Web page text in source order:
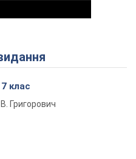
Play Video
клас
Григорович